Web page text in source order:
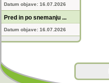
Datum objave: 16.07.2026
Pred in po snemanju ...
Datum objave: 16.07.2026